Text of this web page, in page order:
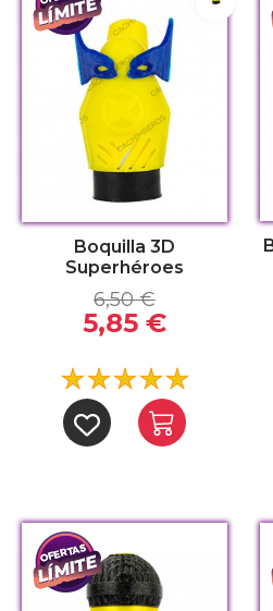
Boquilla 3D
Superhéroes
6,50 €
5,85 €